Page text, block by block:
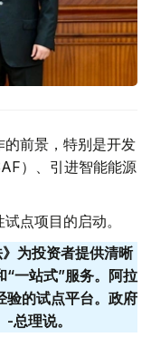
前景，特别是开发
）、引进智能能源
点项目的启动。
为投资者提供清晰
“一站式”服务。阿拉
验的试点平台。政府
总理说。